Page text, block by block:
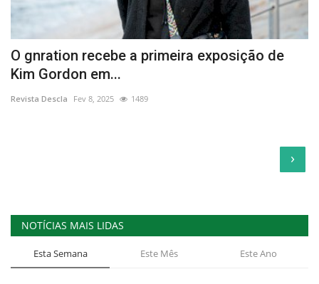
O gnration recebe a primeira exposição de
Kim Gordon em...
Revista Descla Fev 8, 2025 1489
›
NOTÍCIAS MAIS LIDAS
Esta Semana Este Mês Este Ano